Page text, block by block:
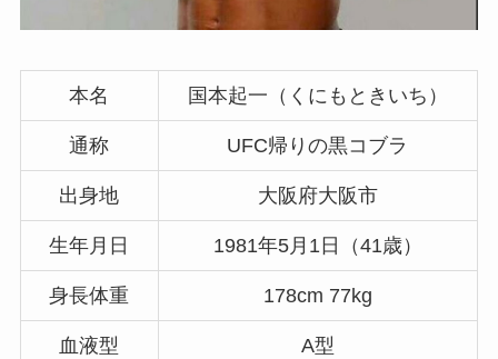
本名 国本起一（くにもときいち）
通称 UFC帰りの黒コブラ
出身地 大阪府大阪市
生年月日 1981年5月1日（41歳）
身長体重 178cm 77kg
血液型 A型